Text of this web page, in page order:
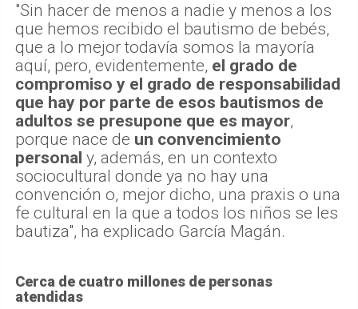
"Sin hacer de menos a nadie y menos a los
que hemos recibido el bautismo de bebés,
que a lo mejor todavía somos la mayoría
aquí, pero, evidentemente, el grado de
compromiso y el grado de responsabilidad
que hay por parte de esos bautismos de
adultos se presupone que es mayor,
porque nace de un convencimiento
personal y, además, en un contexto
sociocultural donde ya no hay una
convención o, mejor dicho, una praxis o una
fe cultural en la que a todos los niños se les
bautiza", ha explicado García Magán.
Cerca de cuatro millones de personas
atendidas